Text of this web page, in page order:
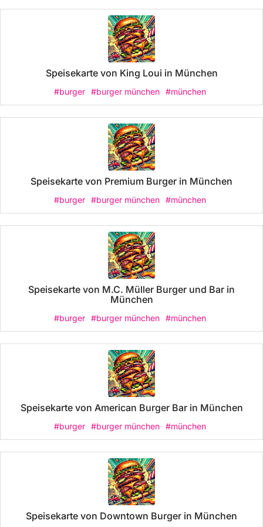
Speisekarte von King Loui in München
#burger #burger münchen #münchen
Speisekarte von Premium Burger in München
#burger #burger münchen #münchen
Speisekarte von M.C. Müller Burger und Bar in
München
#burger #burger münchen #münchen
Speisekarte von American Burger Bar in München
#burger #burger münchen #münchen
Speisekarte von Downtown Burger in München